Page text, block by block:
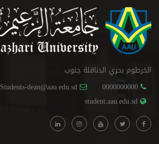
الخرطوم بحري الدناقلة جنوب
0000000000
Students-dean@aau.edu.sd
student.aau.edu.sd